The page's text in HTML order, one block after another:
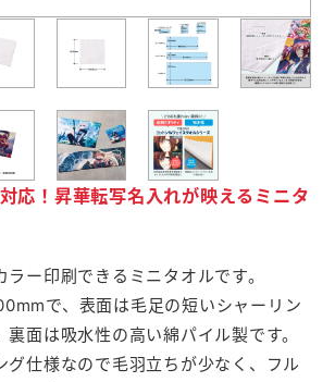
ポケットティッシュ本舗
カレンダー本舗
カイロ本舗
キャンディー本舗
ボックスティッシュ本舗
クリアファイル本舗
ウェットティッシュ本舗
うちわ本舗
応！昇華転写名入れが映えるミニタ
ー印刷できるミニタオルです。
で、表面は毛足の短いシャーリン
面は吸水性の高い綿パイル製です。
グ仕様なので毛羽立ちが少なく、フル